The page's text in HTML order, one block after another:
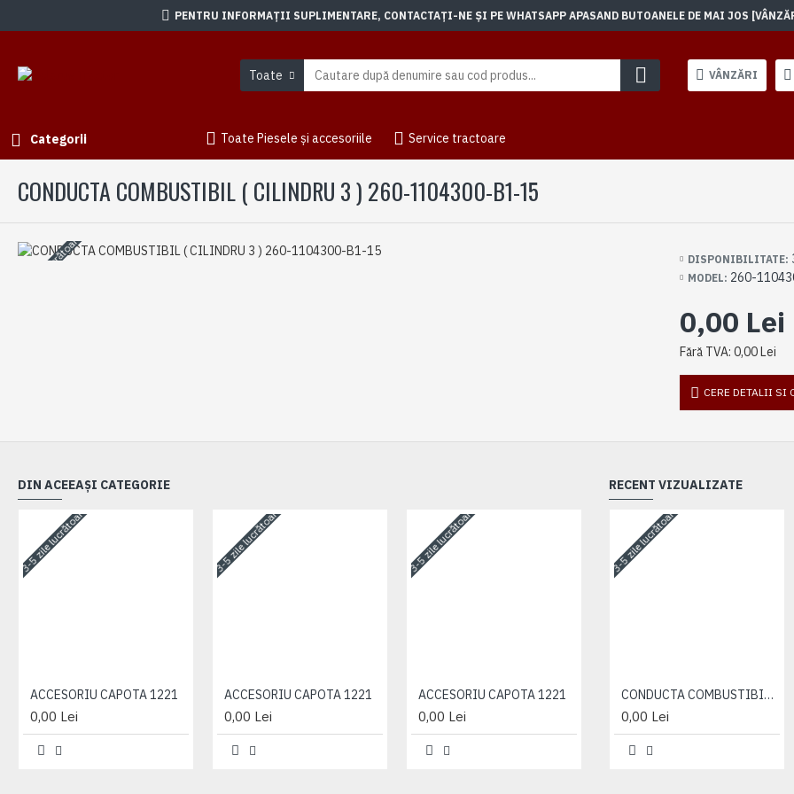
PENTRU INFORMAȚII SUPLIMENTARE, CONTACTAȚI-NE ȘI PE WHATSAPP APASAND BUTOANELE DE MAI JOS
Toate VÂNZĂRI
Categorii Toate Piesele și accesoriile Service tractoare
CONDUCTA COMBUSTIBIL ( CILINDRU 3 ) 260-1104300-B1-15
3-5 zile lucrătoare DISPONIBILITATE:
MODEL: 260-
0,00 Lei
Fără TVA: 0,00 Lei
CERE DETALII SI
DIN ACEEAȘI CATEGORIE
3-5 zile lucrătoare
ACCESORIU CAPOTA 1221
0,00 Lei
3-5 zile lucrătoare
ACCESORIU CAPOTA 1221
0,00 Lei
3-5 zile lucrătoare
ACCESORIU CAPOTA 1221
0,00 Lei
3-5 zile lucrătoare
ACCESORIU CAPOTA 1221
0,00 Lei
RECENT VIZUALIZATE
3-5 zile lucrătoare
CONDUCTA COMBUSTIBIL ( CILINDRU 3 ) 260-1104300-B1-15
0,00 Lei